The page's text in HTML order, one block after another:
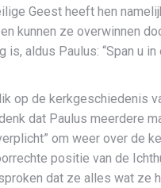
Geest heeft hen
kunnen ze overwinnen
aldus Paulus: “Span u in
op de kerkgeschiedenis
dat Paulus meerdere
om weer over de
positie van de
dat ze alles wat ze